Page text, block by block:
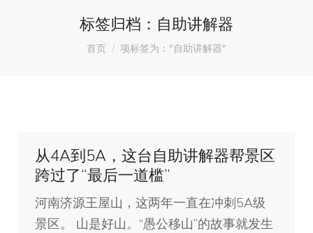
标签归档： 自助讲解器
您在这里：
首页 项标签为："自助讲解器"
从4A到5A，这台自助讲解器帮景区
跨过了“最后一道槛”
河南济源王屋山，这两年一直在冲刺5A级
景区。 山是好山。“愚公移山”的故事就发生